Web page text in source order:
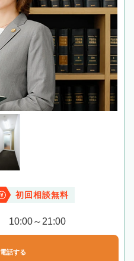
初回相談無料
10:00～21:00
電話する